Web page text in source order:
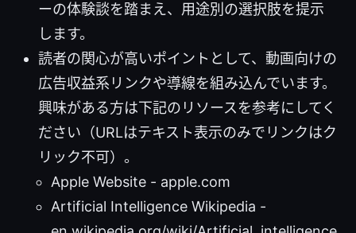
ーの体験談を踏まえ、用途別の選択肢を提示
します。
読者の関心が高いポイントとして、動画向けの
広告収益系リンクや導線を組み込んでいます。
興味がある方は下記のリソースを参考にしてく
ださい（URLはテキスト表示のみでリンクはク
リック不可）。
Apple Website - apple.com
Artificial Intelligence Wikipedia -